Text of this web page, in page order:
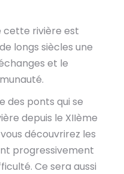
cette rivière est
longs siècles une
et le
des ponts qui se
depuis le XIIème
découvrirez les
progressivement
Ce sera aussi